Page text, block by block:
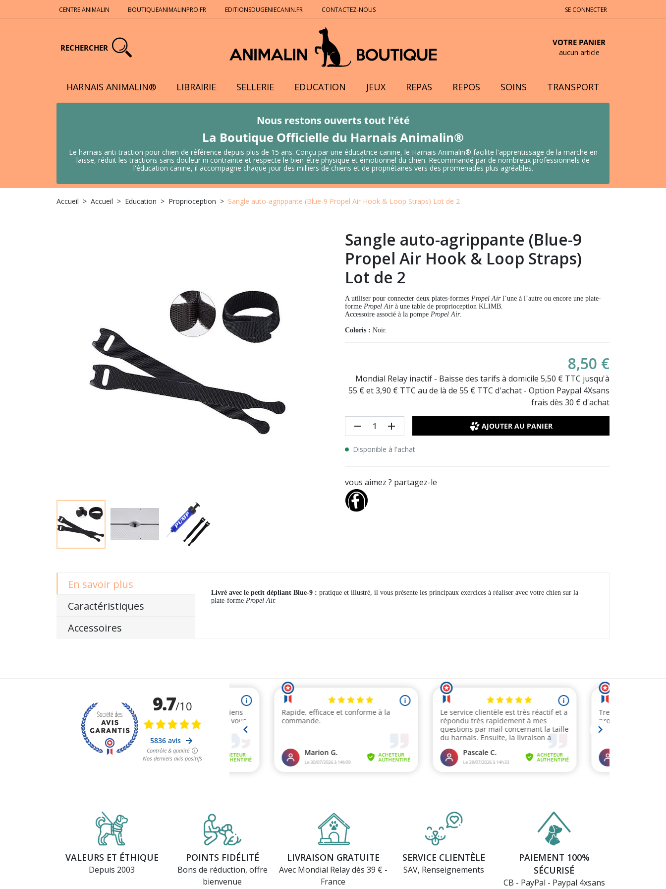
CENTRE ANIMALIN BOUTIQUEANIMALINPRO.FR EDITIONSDUGENIECANIN.FR CONTACTEZ-NOUS SE CONNECTER
RECHERCHER
VOTRE PANIER
aucun article
HARNAIS ANIMALIN® LIBRAIRIE SELLERIE EDUCATION JEUX REPAS REPOS SOINS TRANSPORT
Nous restons ouverts tout l'été
La Boutique Officielle du Harnais Animalin®
Le harnais anti-traction pour chien de référence depuis plus de 15 ans. Conçu par une éducatrice canine, le Harnais Animalin® facilite l'apprentissage de la marche en
laisse, réduit les tractions sans douleur ni contrainte et respecte le bien-être physique et émotionnel du chien. Recommandé par de nombreux professionnels de
l'éducation canine, il accompagne chaque jour des milliers de chiens et de propriétaires vers des promenades plus agréables.
Accueil Accueil Education Proprioception Sangle auto-agrippante (Blue-9 Propel Air Hook & Loop Straps) Lot de 2
Sangle auto-agrippante (Blue-9
Propel Air Hook & Loop Straps)
Lot de 2
A utiliser pour connecter deux plates-formes Propel Airl’une à l’autre ou encore une plate-
forme Propel Air à une table de proprioception KLIMB.
Accessoire associé à la pompe Propel Air.
Coloris : Noir.
8,50 €
Mondial Relay inactif - Baisse des tarifs à domicile 5,50 € TTC jusqu'à
55 € et 3,90 € TTC au de là de 55 € TTC d'achat - Option Paypal 4Xsans
frais dès 30 € d'achat
remove add AJOUTER AU PANIER
Disponible à l'achat
vous aimez ? partagez-le
En savoir plus
Caractéristiques
Accessoires
Livré avec le petit dépliant Blue-9 : pratique et illustré, il vous présente les principaux exercices à réaliser avec votre chien sur la
plate-forme Propel Air.
VALEURS ET ÉTHIQUE
Depuis 2003
POINTS FIDÉLITÉ
Bons de réduction, offre
bienvenue
LIVRAISON GRATUITE
Avec Mondial Relay dès 39 € -
France
SERVICE CLIENTÈLE
SAV, Renseignements
PAIEMENT 100%
SÉCURISÉ
CB - PayPal - Paypal 4xsans